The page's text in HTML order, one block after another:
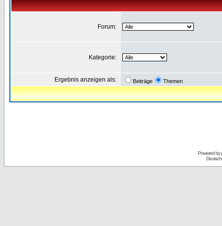
Forum:
Kategorie:
Ergebnis anzeigen als: Beiträge Themen
Powered by